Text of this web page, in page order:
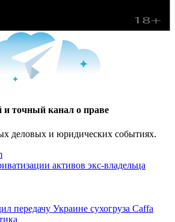
точный канал о праве
деловых и юридических событиях.
активов экс-владельца
передачу Украине сухогруза Caffa